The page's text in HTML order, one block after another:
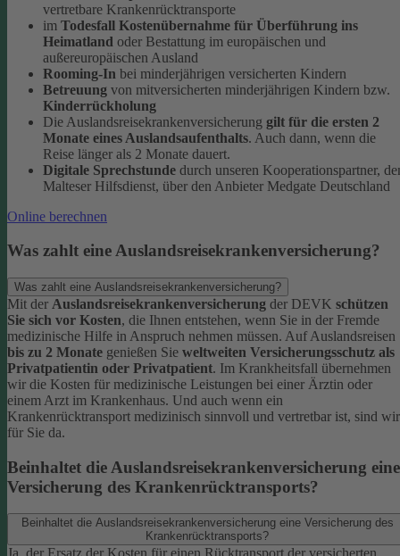
vertretbare Krankenrücktransporte
im Todesfall Kostenübernahme für Überführung ins
Heimatland oder Bestattung im europäischen und
außereuropäischen Ausland
Rooming-In bei minderjährigen versicherten Kindern
Betreuung von mitversicherten minderjährigen Kindern bzw.
Kinderrückholung
Die Auslandsreisekrankenversicherung gilt für die ersten 2
Monate eines Auslandsaufenthalts. Auch dann, wenn die
Reise länger als 2 Monate dauert.
Digitale Sprechstunde durch unseren Kooperationspartner,
Malteser Hilfsdienst, über den Anbieter Medgate Deutschland
Online berechnen
Was zahlt eine Auslandsreisekrankenversicherung?
Was zahlt eine Auslandsreisekrankenversicherung?
Mit der Auslandsreisekrankenversicherung der DEVK schützen
Sie sich vor Kosten, die Ihnen entstehen, wenn Sie in der Fremde
medizinische Hilfe in Anspruch nehmen müssen. Auf Auslandsreisen
bis zu 2 Monate genießen Sie weltweiten Versicherungsschutz als
Privatpatientin oder Privatpatient. Im Krankheitsfall übernehmen
wir die Kosten für medizinische Leistungen bei einer Ärztin oder
einem Arzt im Krankenhaus. Und auch wenn ein
Krankenrücktransport medizinisch sinnvoll und vertretbar ist, sind wir
für Sie da.
Beinhaltet die Auslandsreisekrankenversicherung eine
Versicherung des Krankenrücktransports?
Beinhaltet die Auslandsreisekrankenversicherung eine Versicherung des
Krankenrücktransports?